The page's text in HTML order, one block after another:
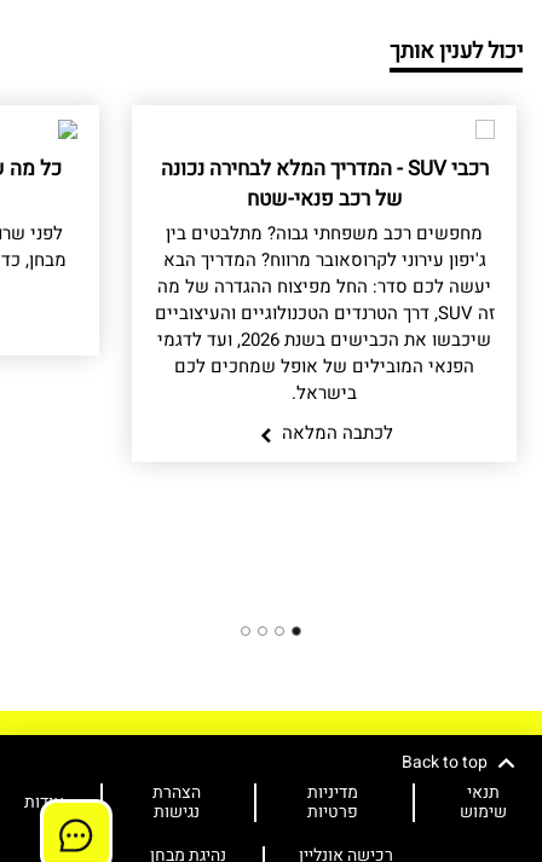
יכול לענין אותך
רכבי SUV - המדריך המלא לבחירה נכונה
של רכב פנאי-שטח
מחפשים רכב משפחתי גבוה? מתלבטים בין
ג'יפון עירוני לקרוסאובר מרווח? המדריך הבא
יעשה לכם סדר: החל מפיצוח ההגדרה של מה
זה SUV, דרך הטרנדים הטכנולוגיים והעיצוביים
שיכבשו את הכבישים בשנת 2026, ועד לדגמי
הפנאי המובילים של אופל שמחכים לכם
בישראל.
לכתבה המלאה
כל מה
לפני
מבחן,
1
2
3
4
Back to top
תנאי
שימוש
מדיניות
פרטיות
הצהרת
נגישות אודות
רכישה אונליין נהיגת מבחן